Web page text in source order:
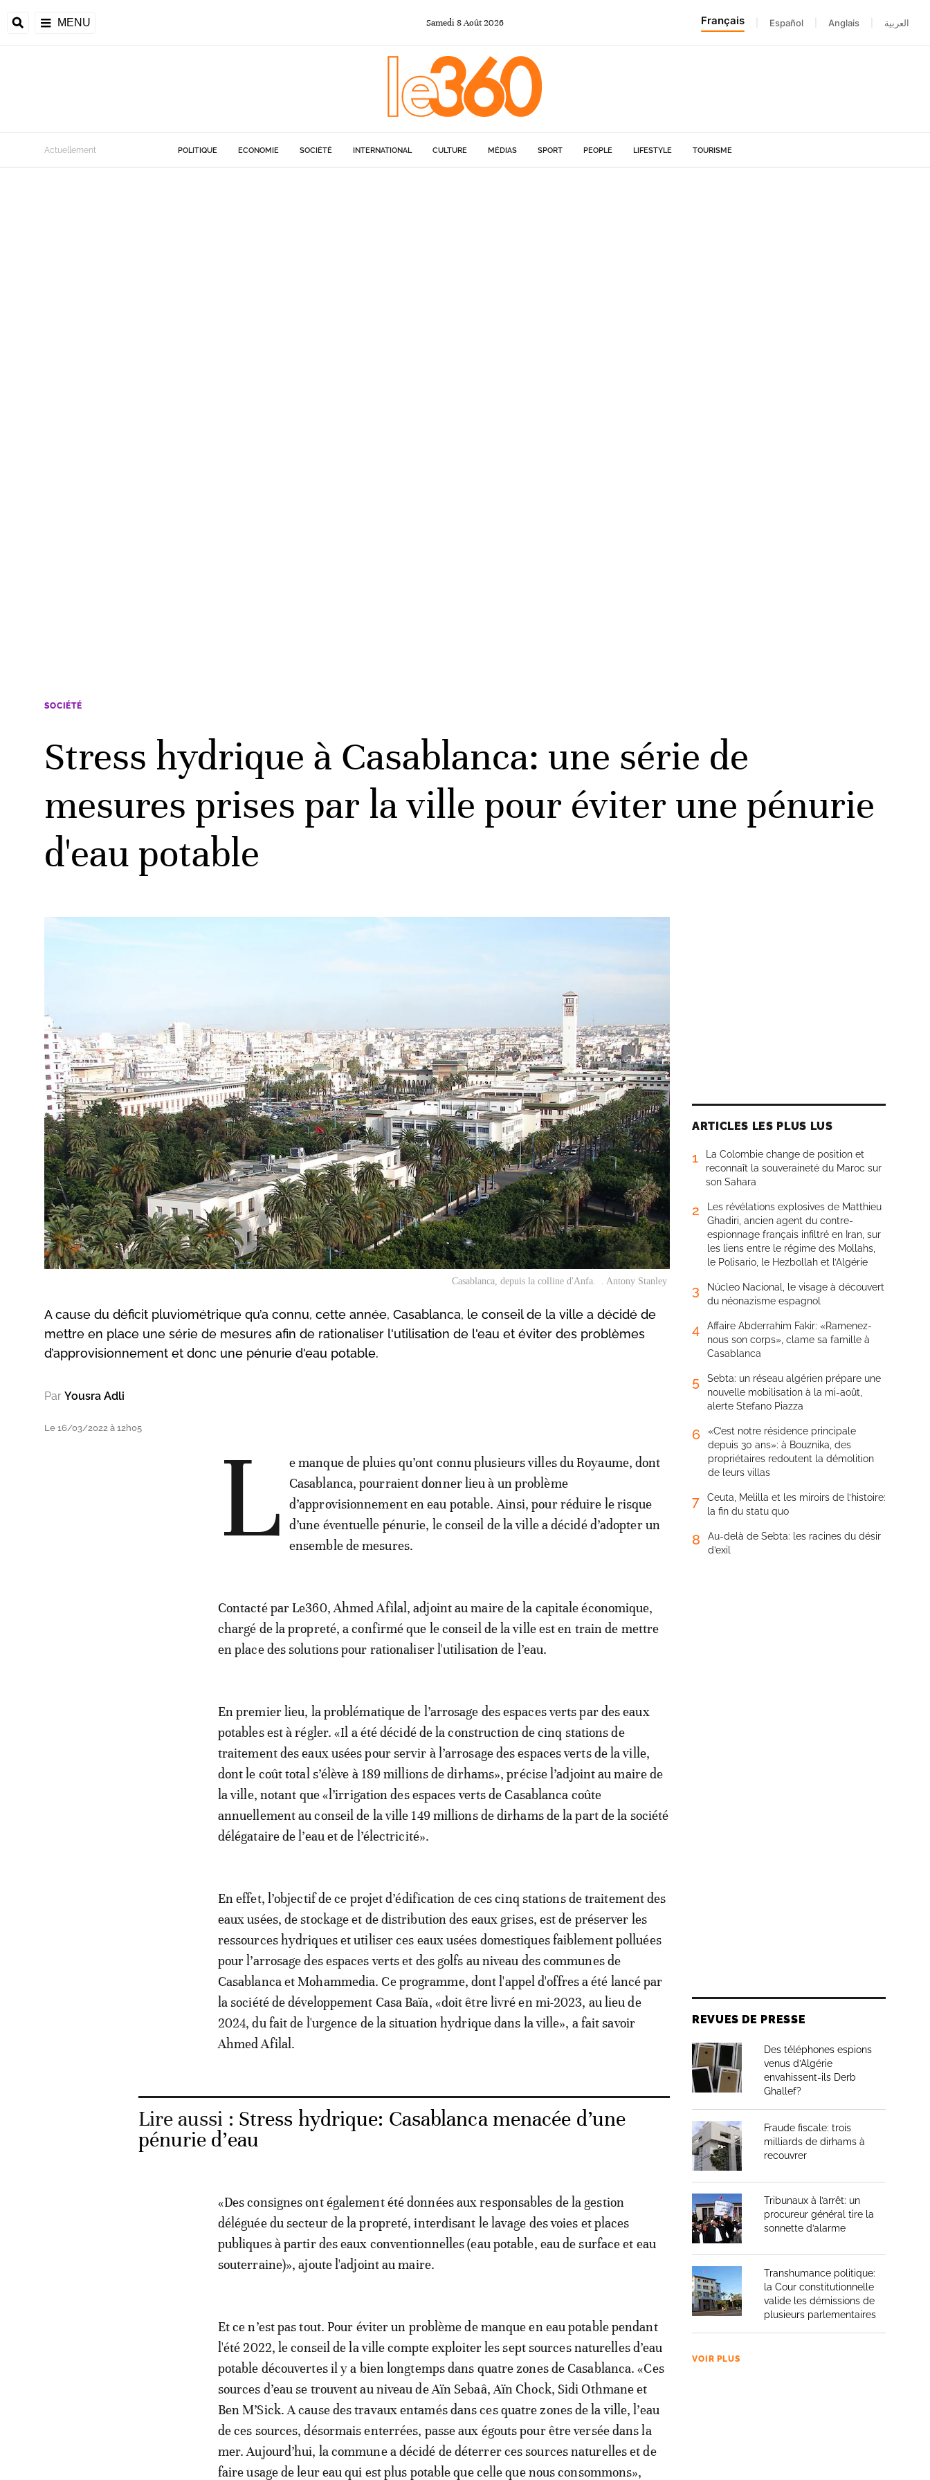
MENU Samedi 8Août2026 Français Español Anglais العربية
Actuellement POLITIQUE ECONOMIE SOCIÉTÉ INTERNATIONAL CULTURE MÉDIAS SPORT PEOPLE LIFESTYLE TOURISME
SOCIÉTÉ
Stress hydrique à Casablanca: une série de
mesures prises par la ville pour éviter une pénurie
d'eau potable
Casablanca, depuis la colline d'Anfa. . Antony Stanley
A cause du déficit pluviométrique qu’a connu, cette année, Casablanca, le conseil de la ville a décidé de
mettre en place une série de mesures afin de rationaliser l'utilisation de l'eau et éviter des problèmes
d’approvisionnement et donc une pénurie d'eau potable.
Par Yousra Adli
Le 16/03/2022 à 12h05 L
e manque de pluies qu’ont connu plusieurs villes du Royaume, dont
Casablanca, pourraient donner lieu à un problème
d’approvisionnement en eau potable. Ainsi, pour réduire le risque
d’une éventuelle pénurie, le conseil de la ville a décidé d’adopter un
ensemble de mesures.
Contacté par Le360, Ahmed Afilal, adjoint au maire de la capitale économique,
chargé de la propreté, a confirmé que le conseil de la ville est en train de mettre
en place des solutions pour rationaliser l'utilisation de l’eau.
En premier lieu, la problématique de l’arrosage des espaces verts par des eaux
potables est à régler. «Il a été décidé de la construction de cinq stations de
traitement des eaux usées pour servir à l’arrosage des espaces verts de la ville,
dont le coût total s’élève à 189 millions de dirhams», précise l’adjoint au maire de
la ville, notant que «l’irrigation des espaces verts de Casablanca coûte
annuellement au conseil de la ville 149 millions de dirhams de la part de la société
délégataire de l’eau et de l’électricité».
En effet, l’objectif de ce projet d’édification de ces cinq stations de traitement des
eaux usées, de stockage et de distribution des eaux grises, est de préserver les
ressources hydriques et utiliser ces eaux usées domestiques faiblement polluées
pour l’arrosage des espaces verts et des golfs au niveau des communes de
Casablanca et Mohammedia. Ce programme, dont l'appel d'offres a été lancé par
la société de développement Casa Baïa, «doit être livré en mi-2023, au lieu de
2024, du fait de l'urgence de la situation hydrique dans la ville», a fait savoir
Ahmed Afilal.
Lire aussi : Stress hydrique: Casablanca menacée d’une
pénurie d’eau
«Des consignes ont également été données aux responsables de la gestion
déléguée du secteur de la propreté, interdisant le lavage des voies et places
publiques à partir des eaux conventionnelles (eau potable, eau de surface et eau
souterraine)», ajoute l'adjoint au maire.
Et ce n’est pas tout. Pour éviter un problème de manque en eau potable pendant
l'été 2022, le conseil de la ville compte exploiter les sept sources naturelles d’eau
potable découvertes il y a bien longtemps dans quatre zones de Casablanca. «Ces
sources d’eau se trouvent au niveau de Aïn Sebaâ, Aïn Chock, Sidi Othmane et
Ben M’Sick. A cause des travaux entamés dans ces quatre zones de la ville, l’eau
de ces sources, désormais enterrées, passe aux égouts pour être versée dans la
mer. Aujourd’hui, la commune a décidé de déterrer ces sources naturelles et de
faire usage de leur eau qui est plus potable que celle que nous consommons»,
ARTICLES LES PLUS LUS
1
La Colombie change de position et
reconnaît la souveraineté du Maroc sur
son Sahara
2
Les révélations explosives de Matthieu
Ghadiri, ancien agent du contre-
espionnage français infiltré en Iran, sur
les liens entre le régime des Mollahs,
le Polisario, le Hezbollah et l’Algérie
3
Núcleo Nacional, le visage à découvert
du néonazisme espagnol
4
Affaire Abderrahim Fakir: «Ramenez-
nous son corps», clame sa famille à
Casablanca
5
Sebta: un réseau algérien prépare une
nouvelle mobilisation à la mi-août,
alerte Stefano Piazza
6
«C’est notre résidence principale
depuis 30 ans»: à Bouznika, des
propriétaires redoutent la démolition
de leurs villas
7
Ceuta, Melilla et les miroirs de l’histoire:
la fin du statu quo
8
Au-delà de Sebta: les racines du désir
d’exil
REVUES DE PRESSE
Des téléphones espions
venus d’Algérie
envahissent-ils Derb
Ghallef?
Fraude fiscale: trois
milliards de dirhams à
recouvrer
Tribunaux à l’arrêt: un
procureur général tire la
sonnette d’alarme
Transhumance politique:
la Cour constitutionnelle
valide les démissions de
plusieurs parlementaires
VOIR PLUS